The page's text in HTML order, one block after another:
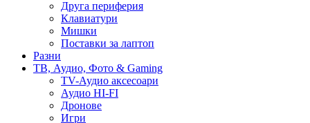
Друга периферия
Клавиатури
Мишки
Поставки за лаптоп
Разни
ТВ, Аудио, Фото & Gaming
TV-Аудио аксесоари
Аудио HI-FI
Дронове
Игри